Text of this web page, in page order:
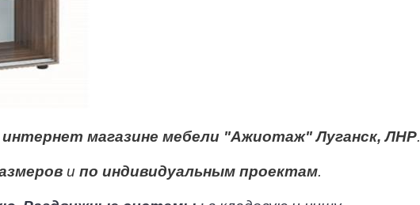
интернет магазине мебели "Ажиотаж" Луганск, ЛНР.
и по индивидуальным проектам.